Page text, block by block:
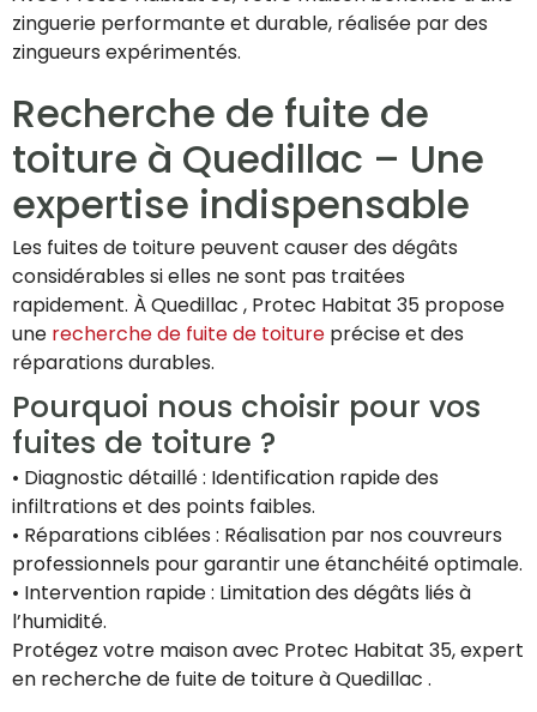
zinguerie performante et durable, réalisée par des
zingueurs expérimentés.
Recherche de fuite de
toiture à Quedillac – Une
expertise indispensable
Les fuites de toiture peuvent causer des dégâts
considérables si elles ne sont pas traitées
rapidement. À Quedillac , Protec Habitat 35 propose
une recherche de fuite de toiture précise et des
réparations durables.
Pourquoi nous choisir pour vos
fuites de toiture ?
• Diagnostic détaillé : Identification rapide des
infiltrations et des points faibles.
• Réparations ciblées : Réalisation par nos couvreurs
professionnels pour garantir une étanchéité optimale.
• Intervention rapide : Limitation des dégâts liés à
l’humidité.
Protégez votre maison avec Protec Habitat 35, expert
en recherche de fuite de toiture à Quedillac .